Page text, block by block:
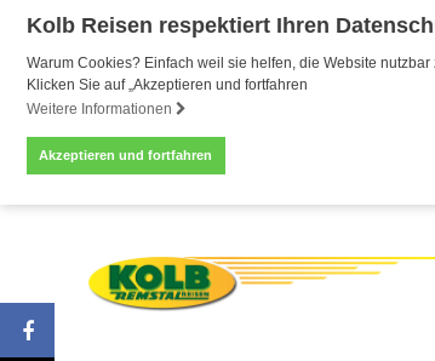
Kolb Reisen respektiert Ihren
Warum Cookies? Einfach weil sie helfen, die Website
Klicken Sie auf „Akzeptieren und fortfahren
Weitere Informationen
Akzeptieren und fortfahren